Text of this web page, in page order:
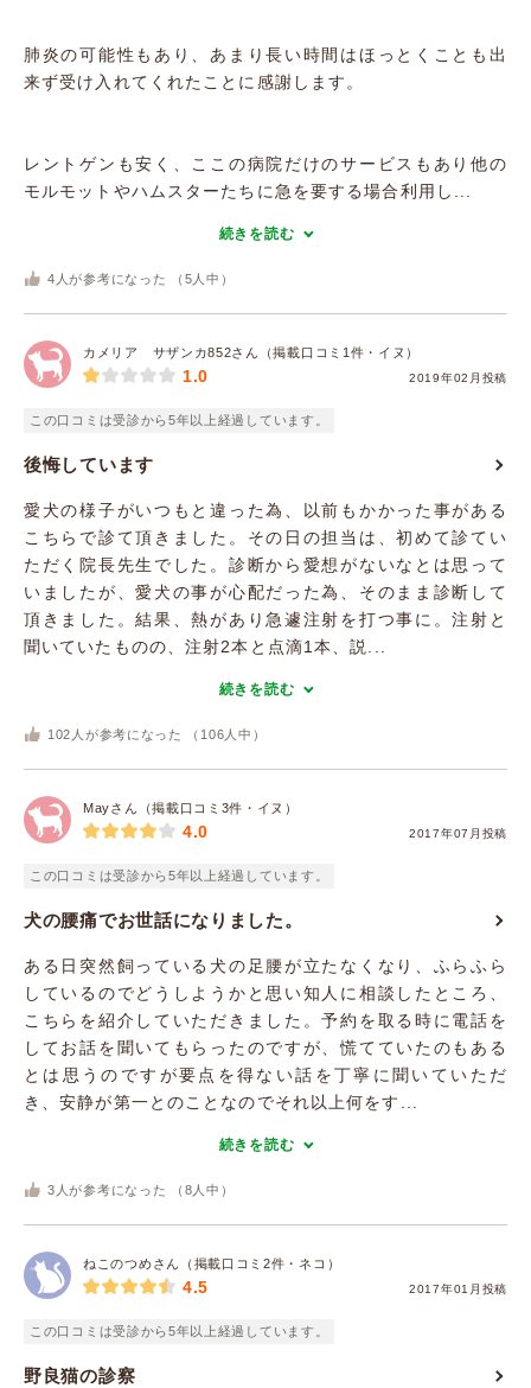
肺炎の可能性もあり、あまり長い時間はほっとくことも出
来ず受け入れてくれたことに感謝します。
レントゲンも安く、ここの病院だけのサービスもあり他の
モルモットやハムスターたちに急を要する場合利用し...
続きを読む
4 人が参考になった （ 5 人中）
カメリア サザンカ852さん（掲載口コミ1件・イヌ）
2019年02月投稿
1.0
この口コミは受診から5年以上経過しています。
後悔しています
愛犬の様子がいつもと違った為、以前もかかった事がある
こちらで診て頂きました。その日の担当は、初めて診てい
ただく院長先生でした。診断から愛想がないなとは思って
いましたが、愛犬の事が心配だった為、そのまま診断して
頂きました。結果、熱があり急遽注射を打つ事に。注射と
聞いていたものの、注射2本と点滴1本、説...
続きを読む
102 人が参考になった （ 106 人中）
Mayさん（掲載口コミ3件・イヌ）
2017年07月投稿
4.0
この口コミは受診から5年以上経過しています。
犬の腰痛でお世話になりました。
ある日突然飼っている犬の足腰が立たなくなり、ふらふら
しているのでどうしようかと思い知人に相談したところ、
こちらを紹介していただきました。予約を取る時に電話を
してお話を聞いてもらったのですが、慌てていたのもある
とは思うのですが要点を得ない話を丁寧に聞いていただ
き、安静が第一とのことなのでそれ以上何をす...
続きを読む
3 人が参考になった （ 8 人中）
ねこのつめさん（掲載口コミ2件・ネコ）
2017年01月投稿
4.5
この口コミは受診から5年以上経過しています。
野良猫の診察